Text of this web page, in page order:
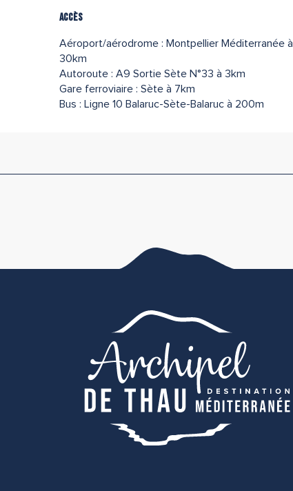
Accès
Accès
Aéroport/aérodrome : Montpellier Méditerranée à
30km
Autoroute : A9 Sortie Sète N°33 à 3km
Gare ferroviaire : Sète à 7km
Bus : Ligne 10 Balaruc-Sète-Balaruc à 200m